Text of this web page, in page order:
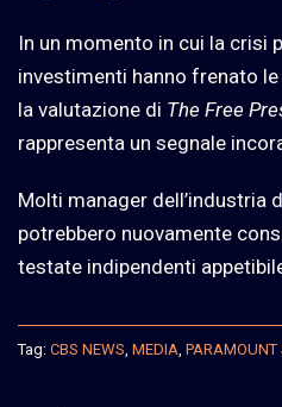
In un momento in cui la crisi
investimenti hanno frenato
la valutazione di The Free
rappresenta un segnale
Molti manager dell’industria
potrebbero nuovamente
testate indipendenti
Tag: CBS NEWS MEDIA PARAMOUNT